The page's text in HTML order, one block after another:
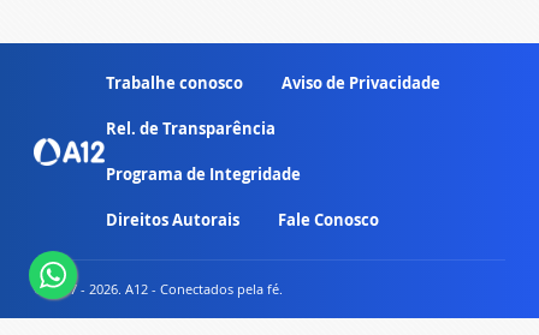
Trabalhe conosco Aviso de Privacidade
Rel. de Transparência
Programa de Integridade
Direitos Autorais Fale Conosco
© 2007 - 2026. A12 - Conectados pela fé.